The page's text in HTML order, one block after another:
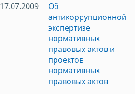
17.07.2009
Об
антикоррупционной
экспертизе
нормативных
правовых актов и
проектов
нормативных
правовых актов